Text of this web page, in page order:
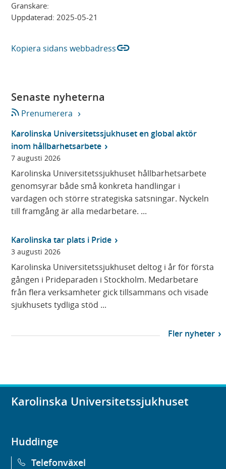
Granskare:
Uppdaterad:2025-05-21
Kopiera sidans webbadresslink
Senaste nyheterna
Prenumerera
Karolinska Universitetssjukhuset en global aktör
inom hållbarhetsarbete
7 augusti 2026
Karolinska Universitetssjukhuset hållbarhetsarbete
genomsyrar både små konkreta handlingar i
vardagen och större strategiska satsningar. Nyckeln
till framgång är alla medarbetare. ...
Karolinska tar plats i Pride
3 augusti 2026
Karolinska Universitetssjukhuset deltog i år för första
gången i Prideparaden i Stockholm. Medarbetare
från flera verksamheter gick tillsammans och visade
sjukhusets tydliga stöd ...
Fler nyheter
Karolinska Universitetssjukhuset
Huddinge
Telefonväxel